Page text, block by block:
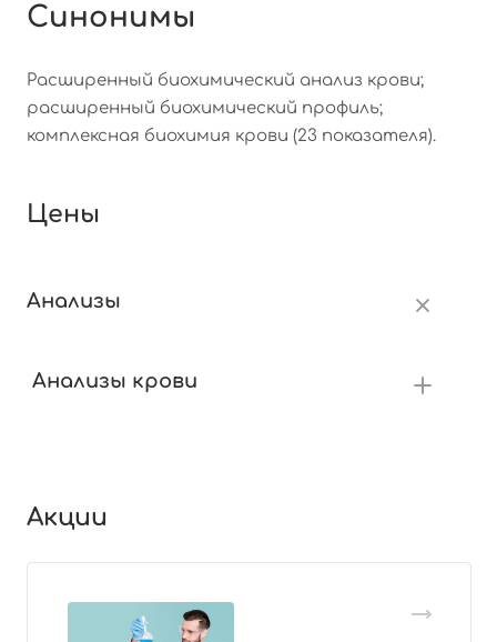
Синонимы
Расширенный биохимический анализ крови;
расширенный биохимический профиль;
комплексная биохимия крови (23 показателя).
Цены
Анализы
Анализы крови
Акции